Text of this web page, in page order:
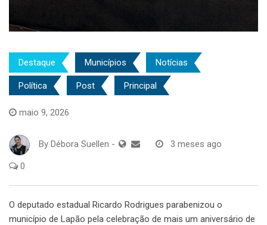
Destaque Municípios Notícias
Política Post Principal
maio 9, 2026
By Débora Suellen - 3 meses ago
0
O deputado estadual Ricardo Rodrigues parabenizou o
município de Lapão pela celebração de mais um aniversário de